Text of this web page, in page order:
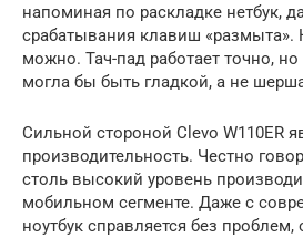
напоминая по раскладке нетбук,
срабатывания клавиш «размыта».
можно. Тач-пад работает точно, но
могла бы быть гладкой, а не
Сильной стороной Clevo W110ER
производительность. Честно
столь высокий уровень
мобильном сегменте. Даже с
ноутбук справляется без